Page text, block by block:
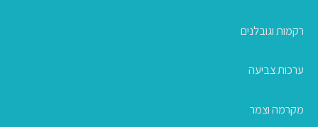
רקמות וגובלנים
ערכות צביעה
מקרמה וצמר